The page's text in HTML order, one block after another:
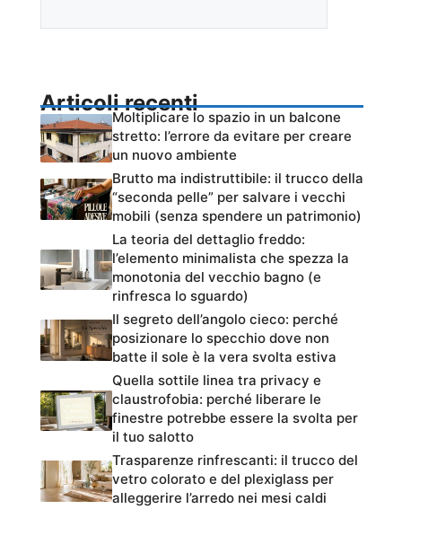
Articoli recenti
Moltiplicare lo spazio in un balcone
stretto: l’errore da evitare per creare
un nuovo ambiente
Brutto ma indistruttibile: il trucco della
“seconda pelle” per salvare i vecchi
mobili (senza spendere un patrimonio)
La teoria del dettaglio freddo:
l’elemento minimalista che spezza la
monotonia del vecchio bagno (e
rinfresca lo sguardo)
Il segreto dell’angolo cieco: perché
posizionare lo specchio dove non
batte il sole è la vera svolta estiva
Quella sottile linea tra privacy e
claustrofobia: perché liberare le
finestre potrebbe essere la svolta per
il tuo salotto
Trasparenze rinfrescanti: il trucco del
vetro colorato e del plexiglass per
alleggerire l’arredo nei mesi caldi